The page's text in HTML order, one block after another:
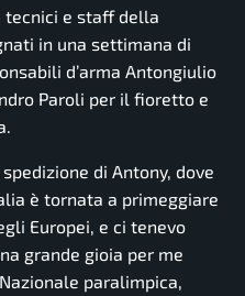
tecnici e staff della
in una settimana di
d’arma Antongiulio
Paroli per il fioretto e
di Antony, dove
è tornata a primeggiare
Europei, e ci tenevo
grande gioia per me
paralimpica,